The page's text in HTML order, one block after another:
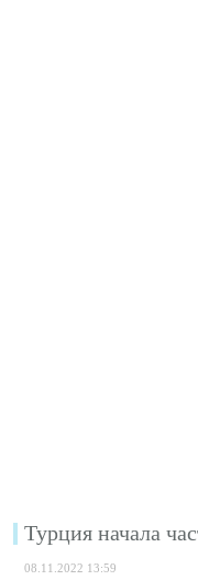
Турция начала
08.11.2022 13:59